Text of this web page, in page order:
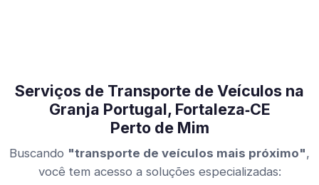
Serviços de Transporte de Veículos na
Granja Portugal, Fortaleza‑CE
Perto de Mim
Buscando "transporte de veículos mais próximo",
você tem acesso a soluções especializadas: